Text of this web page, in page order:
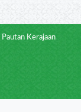
Pautan Kerajaan